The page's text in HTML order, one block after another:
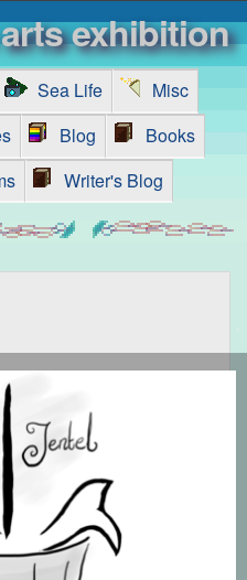
exhibition
Sea Life
Misc
Blog
Books
Writer's Blog